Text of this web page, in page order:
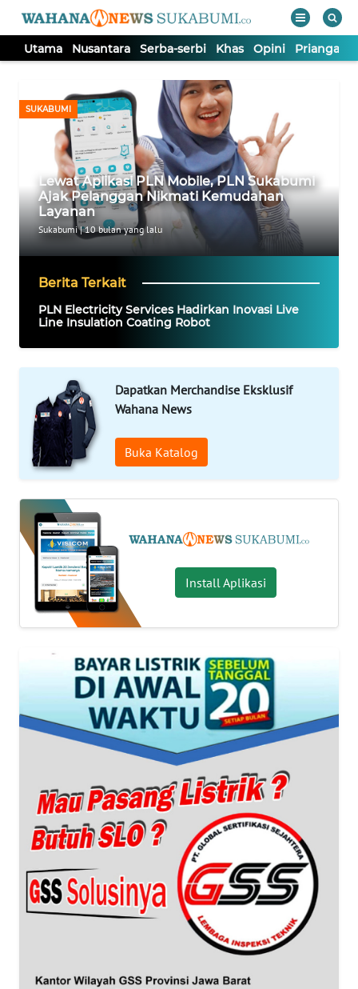
Utama Nusantara Serba-serbi Khas Opini Priangan
SUKABUMI
Lewat Aplikasi PLN Mobile, PLN Sukabumi
Ajak Pelanggan Nikmati Kemudahan
Layanan
Sukabumi|10 bulan yang lalu
Berita Terkait
PLN Electricity Services Hadirkan Inovasi Live
Line Insulation Coating Robot
Dapatkan Merchandise Eksklusif
Wahana News
Buka Katalog
Install Aplikasi
UTAMA
NUSANTARA
SERBA-
SERBI
PRIANGAN
TIMUR
SUKABUMI
Informasi
INDEKS
BERITA
KONTAK
PEDOMAN
MEDIA
SIBER
REDAKSI